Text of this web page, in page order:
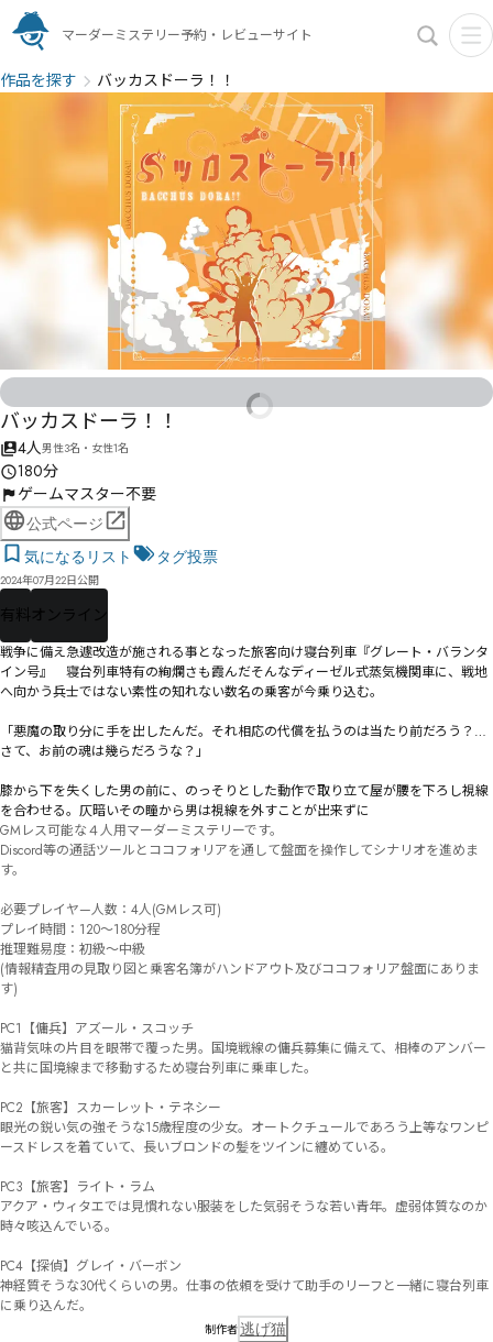
マーダーミステリー予約・レビューサイト
作品を探す バッカスドーラ！！
バッカスドーラ！！
4人男性3名・女性1名
180分
ゲームマスター不要
公式ページ
気になるリスト
タグ投票
2024年07月22日公開
有料 オンライン
戦争に備え急遽改造が施される事となった旅客向け寝台列車『グレート・バランタ
イン号』　寝台列車特有の絢爛さも霞んだそんなディーゼル式蒸気機関車に、戦地
へ向かう兵士ではない素性の知れない数名の乗客が今乗り込む。
「悪魔の取り分に手を出したんだ。それ相応の代償を払うのは当たり前だろう？…
さて、お前の魂は幾らだろうな？」
膝から下を失くした男の前に、のっそりとした動作で取り立て屋が腰を下ろし視線
を合わせる。仄暗いその瞳から男は視線を外すことが出来ずに――――――
GMレス可能な４人用マーダーミステリーです。
Discord等の通話ツールとココフォリアを通して盤面を操作してシナリオを進めま
す。
必要プレイヤ—人数：4人(GMレス可)
プレイ時間：120～180分程
推理難易度：初級～中級
(情報精査用の見取り図と乗客名簿がハンドアウト及びココフォリア盤面にありま
す)
PC1【傭兵】アズール・スコッチ
猫背気味の片目を眼帯で覆った男。国境戦線の傭兵募集に備えて、相棒のアンバー
と共に国境線まで移動するため寝台列車に乗車した。
PC2【旅客】スカーレット・テネシー
眼光の鋭い気の強そうな15歳程度の少女。オートクチュールであろう上等なワンピ
ースドレスを着ていて、長いブロンドの髪をツインに纏めている。
PC3【旅客】ライト・ラム
アクア・ウィタエでは見慣れない服装をした気弱そうな若い青年。虚弱体質なのか
時々咳込んでいる。
PC4【探偵】グレイ・バーボン
神経質そうな30代くらいの男。仕事の依頼を受けて助手のリーフと一緒に寝台列車
に乗り込んだ。
制作者逃げ猫